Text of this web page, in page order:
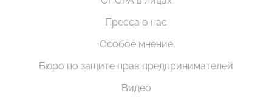
Пресса о нас
Особое мнение
Бюро по защите прав предпринимателей
Видео